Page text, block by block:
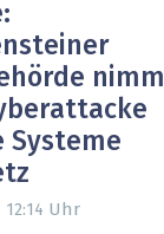
Systeme
Uhr